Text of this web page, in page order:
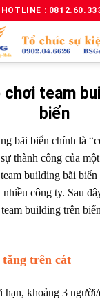
HOTLINE :
team
biển
bãi biển chính là
thành công của
building bãi
nhiều công ty. Sau
building trên
trên cát
hạn, khoảng 3